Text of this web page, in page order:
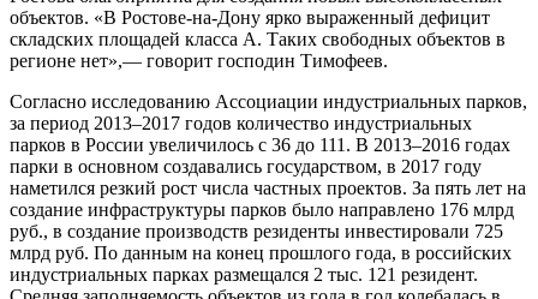
объектов. «В Ростове-на-Дону ярко выраженный дефицит
складских площадей класса А. Таких свободных объектов в
регионе нет»,— говорит господин Тимофеев.
Согласно исследованию Ассоциации индустриальных парков,
за период 2013–2017 годов количество индустриальных
парков в России увеличилось с 36 до 111. В 2013–2016 годах
парки в основном создавались государством, в 2017 году
наметился резкий рост числа частных проектов. За пять лет на
создание инфраструктуры парков было направлено 176 млрд
руб., в создание производств резиденты инвестировали 725
млрд руб. По данным на конец прошлого года, в российских
индустриальных парках размещался 2 тыс. 121 резидент.